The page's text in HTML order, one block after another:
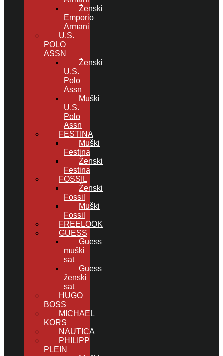
Ženski
Emporio
Armani
U.S.
POLO
ASSN
Ženski
U.S.
Polo
Assn
Muški
U.S.
Polo
Assn
FESTINA
Muški
Festina
Ženski
Festina
FOSSIL
Ženski
Fossil
Muški
Fossil
FREELOOK
GUESS
Guess
muški
sat
Guess
ženski
sat
HUGO
BOSS
MICHAEL
KORS
NAUTICA
PHILIPP
PLEIN